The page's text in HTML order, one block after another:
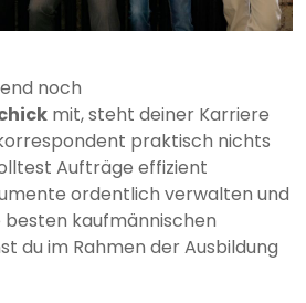
noch
mit, steht deiner Karriere
praktisch nichts
Aufträge effizient
ordentlich verwalten und
besten kaufmännischen
du im Rahmen der Ausbildung